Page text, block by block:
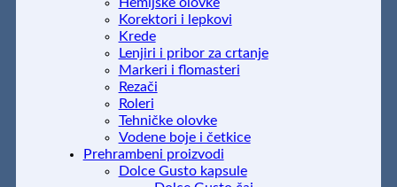
Hemijske olovke
Korektori i lepkovi
Krede
Lenjiri i pribor za crtanje
Markeri i flomasteri
Rezači
Roleri
Tehničke olovke
Vodene boje i četkice
Prehrambeni proizvodi
Dolce Gusto kapsule